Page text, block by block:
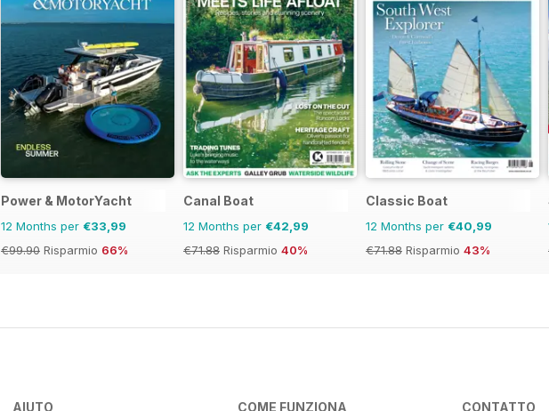
Power & MotorYacht
12 Months per €33,99
€99.90 Risparmio 66%
Canal Boat
12 Months per €42,99
€71.88 Risparmio 40%
Classic Boat
12 Months per €40,99
€71.88 Risparmio 43%
AIUTO COME FUNZIONA CONTATTO